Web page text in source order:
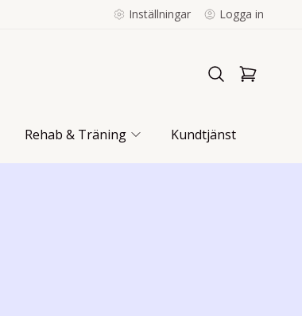
Inställningar Logga in
Rehab & Träning Kundtjänst